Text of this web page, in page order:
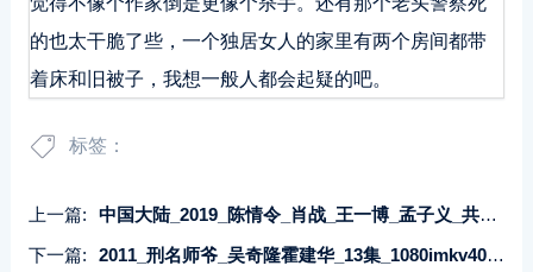
的也太干脆了些，一个独居女人的家里有两个房间都带
着床和旧被子，我想一般人都会起疑的吧。
标签：
上一篇:
中国大陆_2019_陈情令_肖战_王一博_孟子义_共50集_国语-中文字幕_MP4每集约500M共23.53GB_1080P-无水印纯净版
下一篇:
2011_刑名师爷_吴奇隆霍建华_13集_1080imkv40.74G_台语繁字_CTVHD中视_带试集